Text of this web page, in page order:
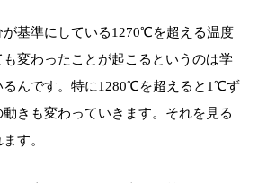
基準にしている1270℃を超える温度
変わったことが起こるというのは学
るんです。特に1280℃を超えると1℃ず
きも変わっていきます。それを見る
す。